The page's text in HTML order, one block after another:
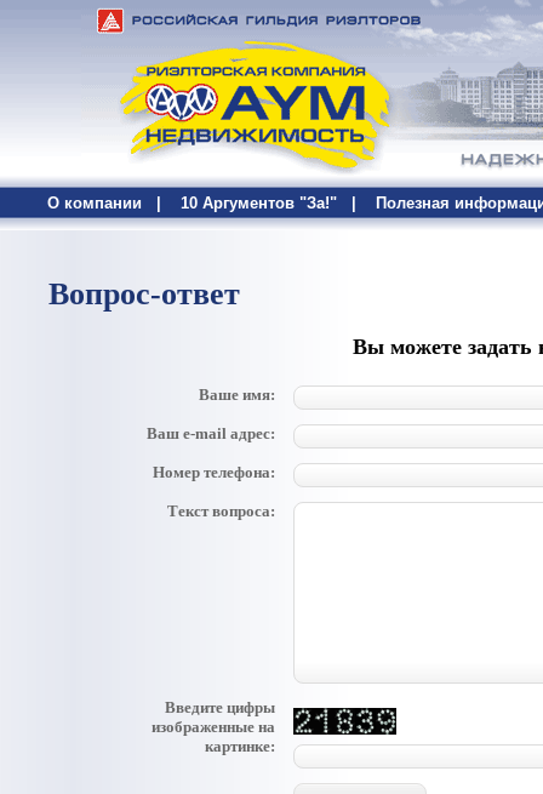
О компании 10 Аргументов "За!" Полезная
Вопрос-ответ
Вы можете задать
Ваше имя:
Ваш e-mail адрес:
Номер телефона:
Текст вопроса:
Введите цифры
изображенные на
картинке: